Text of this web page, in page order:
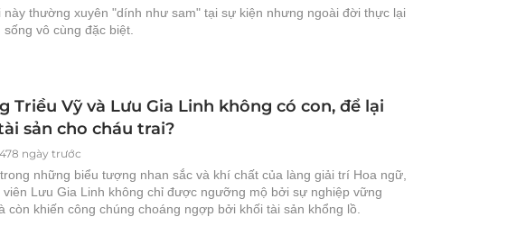
này thường xuyên "dính như sam" tại sự kiện nhưng ngoài đời thực lại
sống vô cùng đặc biệt.
478 ngày trước
Triều Vỹ và Lưu Gia Linh không có con, để lại
sản cho cháu trai?
những biểu tượng nhan sắc và khí chất của làng giải trí Hoa ngữ,
viên Lưu Gia Linh không chỉ được ngưỡng mộ bởi sự nghiệp vững
còn khiến công chúng choáng ngợp bởi khối tài sản khổng lồ.